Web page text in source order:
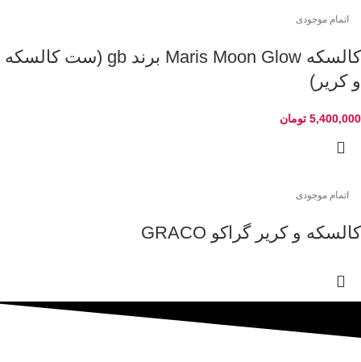
اتمام موجودی
کالسکه Maris Moon Glow برند gb (ست کالسکه
و کریر)
5,400,000 تومان
اتمام موجودی
کالسکه و کریر گراکو GRACO